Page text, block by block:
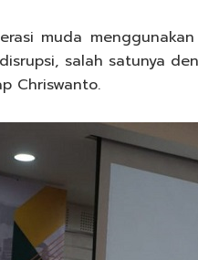
muda
salah satunya
Chriswanto.